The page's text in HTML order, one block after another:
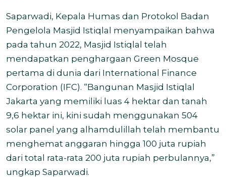
Saparwadi, Kepala Humas dan Protokol Badan
Pengelola Masjid Istiqlal menyampaikan bahwa
pada tahun 2022, Masjid Istiqlal telah
mendapatkan penghargaan Green Mosque
pertama di dunia dari International Finance
Corporation (IFC). “Bangunan Masjid Istiqlal
Jakarta yang memiliki luas 4 hektar dan tanah
9,6 hektar ini, kini sudah menggunakan 504
solar panel yang alhamdulillah telah membantu
menghemat anggaran hingga 100 juta rupiah
dari total rata-rata 200 juta rupiah perbulannya,”
ungkap Saparwadi.